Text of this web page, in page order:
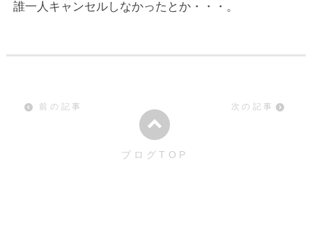
誰一人キャンセルしなかったとか・・・。
前の記事
ブログTOP
次の記事